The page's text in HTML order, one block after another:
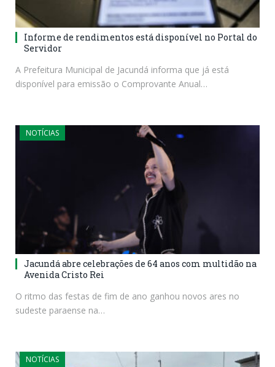
Informe de rendimentos está disponível no Portal do
Servidor
A Prefeitura Municipal de Jacundá informa que já está
disponível para emissão o Comprovante Anual…
NOTÍCIAS
Jacundá abre celebrações de 64 anos com multidão na
Avenida Cristo Rei
O ritmo das festas de fim de ano ganhou novos ares no
sudeste paraense na…
NOTÍCIAS